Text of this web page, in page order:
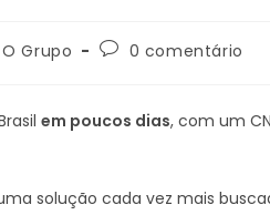
O Grupo 0 comentário
em poucos dias, com um
solução cada vez mais